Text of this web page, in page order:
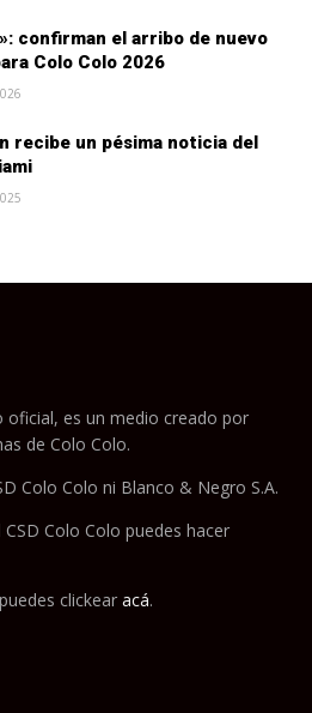
confirman el arribo de nuevo
Colo Colo 2026
recibe un pésima noticia del
oficial, es un medio creado por
de Colo Colo.
Colo Colo ni Blanco & Negro S.A.
Colo Colo puedes hacer
clickear acá.